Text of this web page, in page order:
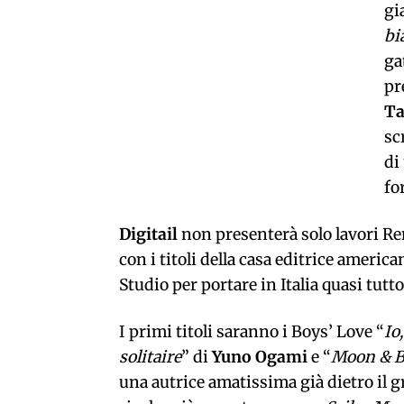
di
Digitailnonpresenterà solo lavori
con i titoli della casa editrice
Studio per portare in Italia quasi
I primi titoli saranno i Boys’ Love “
solitaire” diYuno Ogamie “Moon &
una autrice amatissima già dietro il